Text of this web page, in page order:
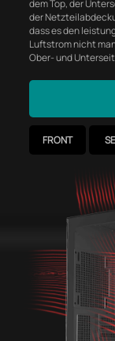
dem Top, der
der
dass es den
Luftstrom nicht
Ober- und
FRONT